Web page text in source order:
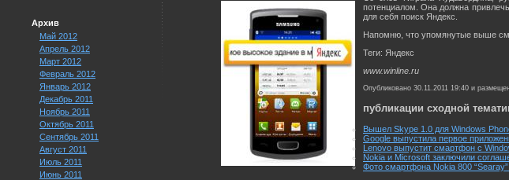
Архив
Май 2012
Апрель 2012
Март 2012
Февраль 2012
Январь 2012
Декабрь 2011
Ноябрь 2011
Октябрь 2011
Сентябрь 2011
Август 2011
Июль 2011
Июнь 2011
потенциалом. Она должна
для себя поиск Яндекс.
Напомню, что упомянутые выше
Теги: Яндекс
www.winline.ru
Опубликовано 30.11.2011 19:40 и
публикации сходной
Вышел Skype 1.0 для Windows
Google выпустила первое
Lenovo выпустит смартфон с
Nokia и Microsoft заключили
Фото смартфона Nokia 800